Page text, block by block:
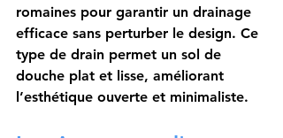
romaines pour garantir un drainage
efficace sans perturber le design. Ce
type de drain permet un sol de
douche plat et lisse, améliorant
l’esthétique ouverte et minimaliste.